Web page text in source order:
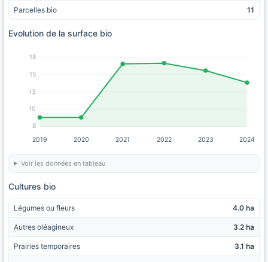
Parcelles bio 11
Evolution de la surface bio
8
10
13
15
18
2019 2020 2021 2022 2023 2024
Voir les données en tableau
Cultures bio
Légumes ou fleurs 4.0 ha
Autres oléagineux 3.2 ha
Prairies temporaires 3.1 ha